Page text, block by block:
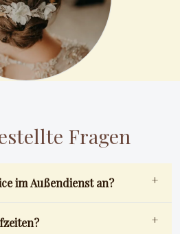
Fragen
im Außendienst an?